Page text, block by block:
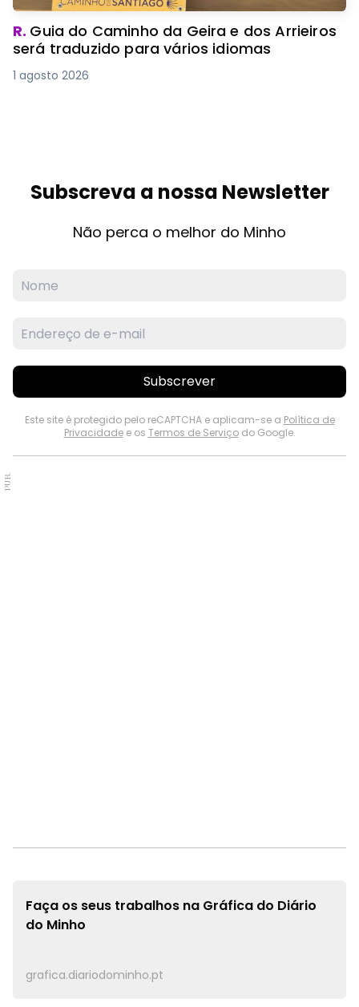
R. Guia do Caminho da Geira e dos Arrieiros
será traduzido para vários idiomas
1 agosto 2026
Subscreva a nossa Newsletter
Não perca o melhor do Minho
Subscrever
Este site é protegido pelo reCAPTCHA e aplicam-se a Política de
Privacidadee os Termos de Serviçodo Google.
PUB.
Faça os seus trabalhos na Gráfica do Diário
do Minho
grafica.diariodominho.pt